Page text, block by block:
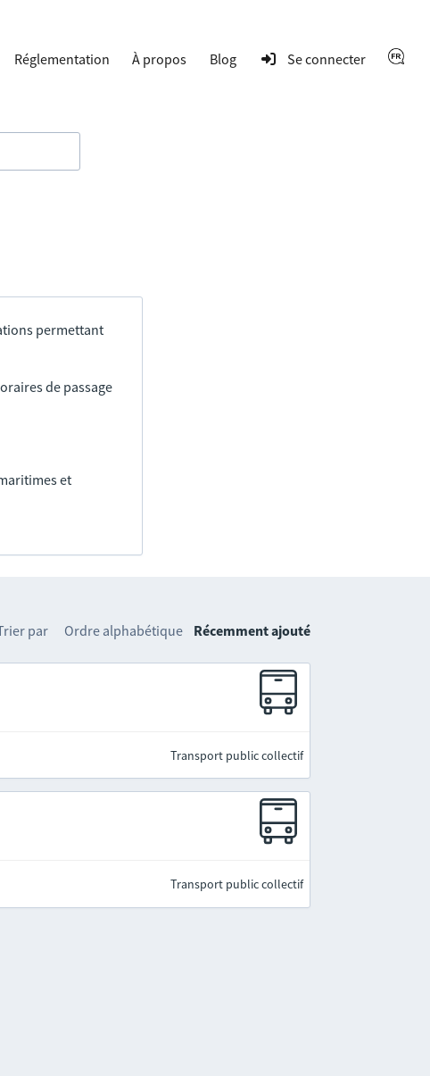
Réglementation À propos Blog Se connecter
permettant
de passage
et
par Ordre alphabétique Récemment ajouté
Transport public collectif
Transport public collectif